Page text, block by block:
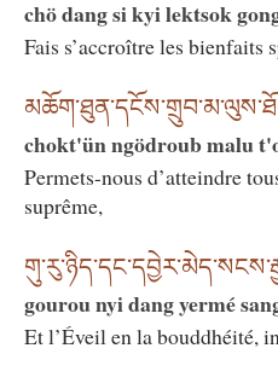
chö dang si kyi lektsok
Fais s’accroître les bienfaits
chokt'ün ngödroub malu
Permets-nous d’atteindre
suprême,
gourou nyi dang yermé
Et l’Éveil en la bouddhéité,